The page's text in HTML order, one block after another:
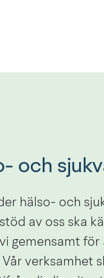
och
hälso- och
av oss ska
gemensamt för
verksamhet